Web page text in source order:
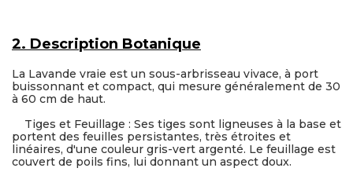
2. Description Botanique
La Lavande vraie est un sous-arbrisseau vivace, à port
buissonnant et compact, qui mesure généralement de 30
à 60 cm de haut.
Tiges et Feuillage : Ses tiges sont ligneuses à la base et
portent des feuilles persistantes, très étroites et
linéaires, d'une couleur gris-vert argenté. Le feuillage est
couvert de poils fins, lui donnant un aspect doux.